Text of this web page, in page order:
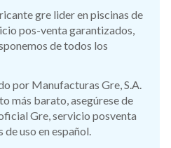
gre lider en piscinas de
pos-venta garantizados,
de todos los
por Manufacturas Gre, S.A.
más barato, asegúrese de
Gre, servicio posventa
uso en español.